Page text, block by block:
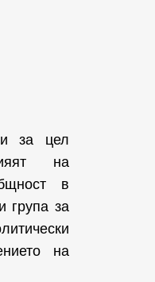
за цел
на
в
група за
на